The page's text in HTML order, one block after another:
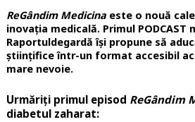
ReGândim Medicinaeste o nouă
inovația medicală. Primul PODCAST
Raportuldegardă își propune să
științifice într-un format accesibil
mare nevoie.
Urmăriți primul episod ReGândim
diabetul zaharat: